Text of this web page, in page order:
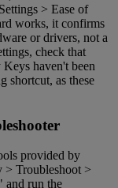
> Ease of
works, it confirms
or drivers, not a
check that
haven't been
shortcut, as these
provided by
> Troubleshoot >
and run the